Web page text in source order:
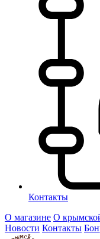
Контакты
О магазине О
Новости Контакты